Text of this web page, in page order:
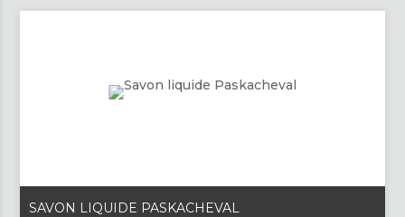
SAVON LIQUIDE PASKACHEVAL